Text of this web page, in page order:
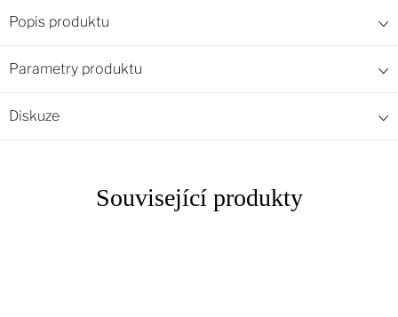
Popis produktu
Parametry produktu
Diskuze
Související produkty